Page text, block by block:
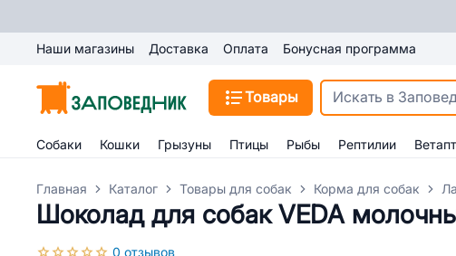
Наши магазины Доставка Оплата Бонусная программа
Товары
Собаки Кошки Грызуны Птицы Рыбы Рептилии
Главная Каталог Товары для собак Корма для собак
Шоколад для собак VEDA
0 отзывов